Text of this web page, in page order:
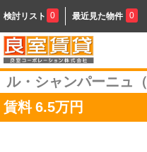
検討リスト 0 最近見た物件 0
ル・シャンパーニュ（
賃料 6.5万円